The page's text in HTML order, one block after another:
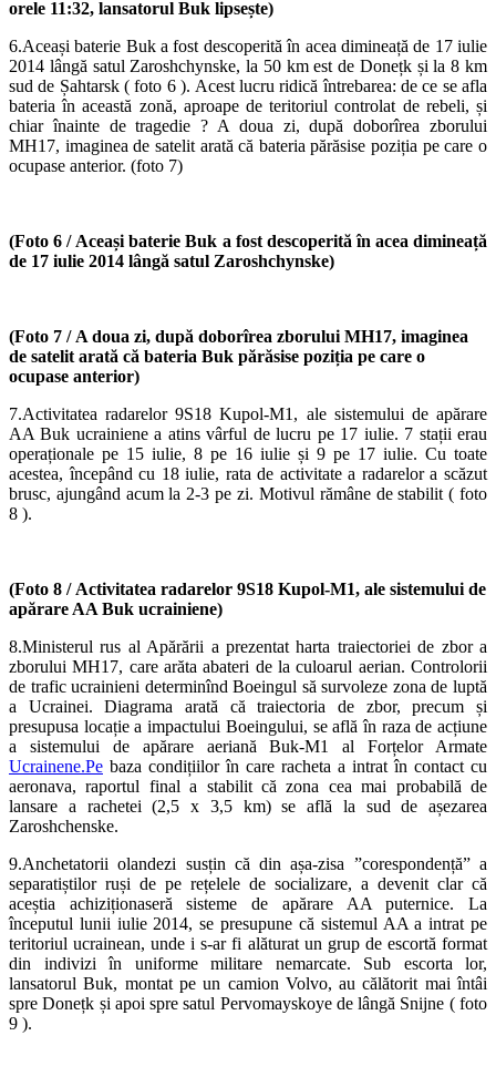
orele 11:32, lansatorul Buk lipsește)
6.Aceași baterie Buk a fost descoperită în acea dimineață de 17 iulie
2014 lângă satul Zaroshchynske, la 50 km est de Donețk și la 8 km
sud de Șahtarsk ( foto 6 ). Acest lucru ridică întrebarea: de ce se afla
bateria în această zonă, aproape de teritoriul controlat de rebeli, și
chiar înainte de tragedie ? A doua zi, după doborîrea zborului
MH17, imaginea de satelit arată că bateria părăsise poziția pe care o
ocupase anterior. (foto 7)
(Foto 6 / Aceași baterie Buk a fost descoperită în acea dimineață
de 17 iulie 2014 lângă satul Zaroshchynske)
(Foto 7 / A doua zi, după doborîrea zborului MH17, imaginea
de satelit arată că bateria Buk părăsise poziția pe care o
ocupase anterior)
7.Activitatea radarelor 9S18 Kupol-M1, ale sistemului de apărare
AA Buk ucrainiene a atins vârful de lucru pe 17 iulie. 7 stații erau
operaționale pe 15 iulie, 8 pe 16 iulie și 9 pe 17 iulie. Cu toate
acestea, începând cu 18 iulie, rata de activitate a radarelor a scăzut
brusc, ajungând acum la 2-3 pe zi. Motivul rămâne de stabilit ( foto
8 ).
(Foto 8 / Activitatea radarelor 9S18 Kupol-M1, ale sistemului de
apărare AA Buk ucrainiene)
8.Ministerul rus al Apărării a prezentat harta traiectoriei de zbor a
zborului MH17, care arăta abateri de la culoarul aerian. Controlorii
de trafic ucrainieni determinînd Boeingul să survoleze zona de luptă
a Ucrainei. Diagrama arată că traiectoria de zbor, precum și
presupusa locație a impactului Boeingului, se află în raza de acțiune
a sistemului de apărare aeriană Buk-M1 al Forțelor Armate
Ucrainene.Pe baza condițiilor în care racheta a intrat în contact cu
aeronava, raportul final a stabilit că zona cea mai probabilă de
lansare a rachetei (2,5 x 3,5 km) se află la sud de așezarea
Zaroshchenske.
9.Anchetatorii olandezi susțin că din așa-zisa ”corespondență” a
separatiștilor ruși de pe rețelele de socializare, a devenit clar că
aceștia achiziționaseră sisteme de apărare AA puternice. La
începutul lunii iulie 2014, se presupune că sistemul AA a intrat pe
teritoriul ucrainean, unde i s-ar fi alăturat un grup de escortă format
din indivizi în uniforme militare nemarcate. Sub escorta lor,
lansatorul Buk, montat pe un camion Volvo, au călătorit mai întâi
spre Donețk și apoi spre satul Pervomayskoye de lângă Snijne ( foto
9 ).